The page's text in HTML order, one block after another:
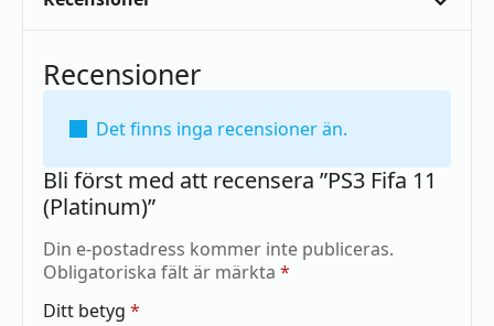
Recensioner
Det finns inga recensioner än.
Bli först med att recensera ”PS3 Fifa 11
(Platinum)”
Din e-postadress kommer inte publiceras.
Obligatoriska fält är märkta *
Ditt betyg *